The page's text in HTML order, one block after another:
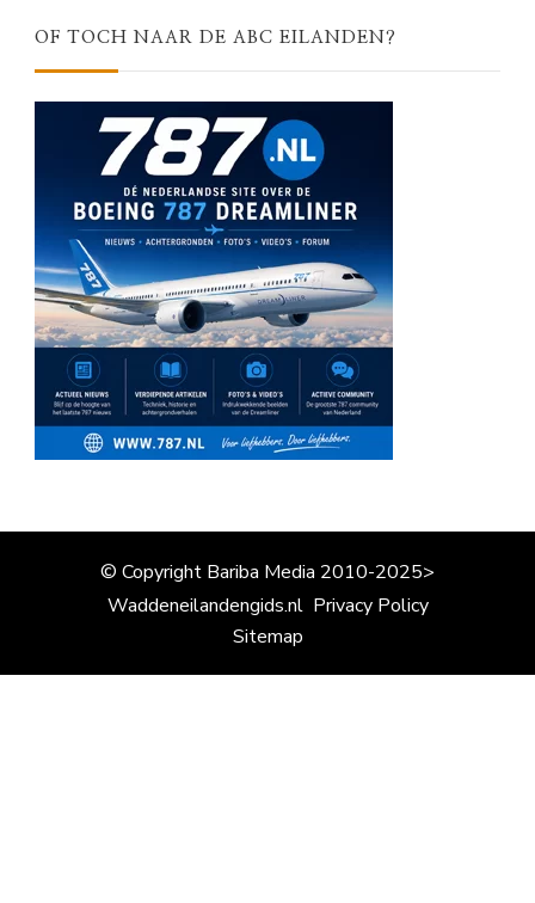
OF TOCH NAAR DE ABC EILANDEN?
© Copyright Bariba Media 2010-2025>
Waddeneilandengids.nl Privacy Policy
Sitemap